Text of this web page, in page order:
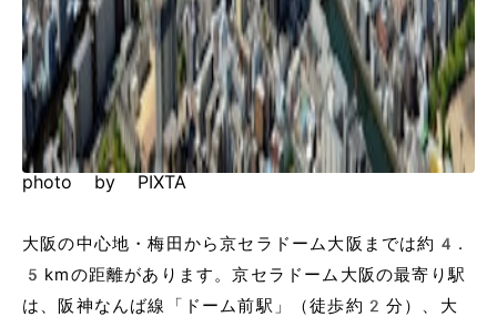
photo by PIXTA
大阪の中心地・梅田から京セラドーム大阪までは約4.
5kmの距離があります。京セラドーム大阪の最寄り駅
は、阪神なんば線「ドーム前駅」（徒歩約2分）、大